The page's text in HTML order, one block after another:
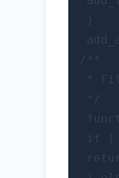
}
/**
*
*/
if (